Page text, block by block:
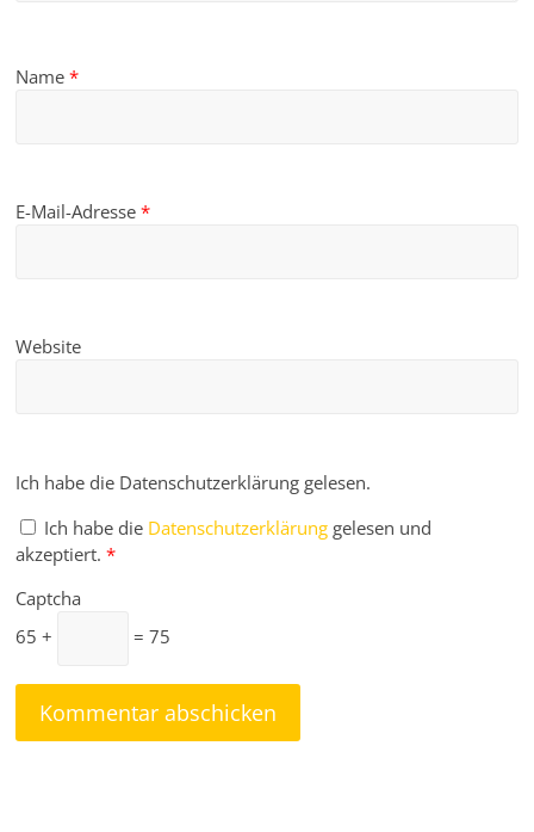
Name*
E-Mail-Adresse*
Website
Ich habe die Datenschutzerklärung gelesen.
Ich habe die Datenschutzerklärung gelesen und
akzeptiert. *
Captcha
65 +
= 75